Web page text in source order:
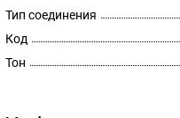
Тип соединения
Код
Тон